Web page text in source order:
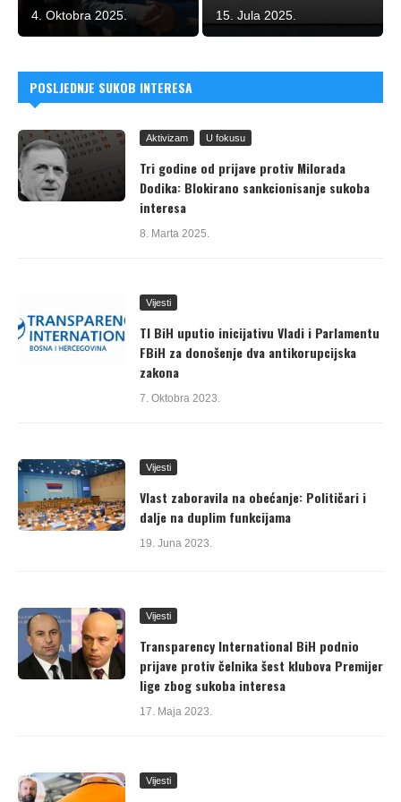
4. Oktobra 2025. 15. Jula 2025.
POSLJEDNJE SUKOB INTERESA
Aktivizam U fokusu
Tri godine od prijave protiv Milorada
Dodika: Blokirano sankcionisanje sukoba
interesa
8. Marta 2025.
Vijesti
TI BiH uputio inicijativu Vladi i Parlamentu
FBiH za donošenje dva antikorupcijska
zakona
7. Oktobra 2023.
Vijesti
Vlast zaboravila na obećanje: Političari i
dalje na duplim funkcijama
19. Juna 2023.
Vijesti
Transparency International BiH podnio
prijave protiv čelnika šest klubova Premijer
lige zbog sukoba interesa
17. Maja 2023.
Vijesti